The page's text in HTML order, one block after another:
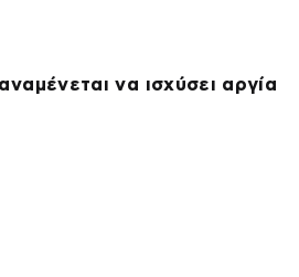
να ισχύσει αργία